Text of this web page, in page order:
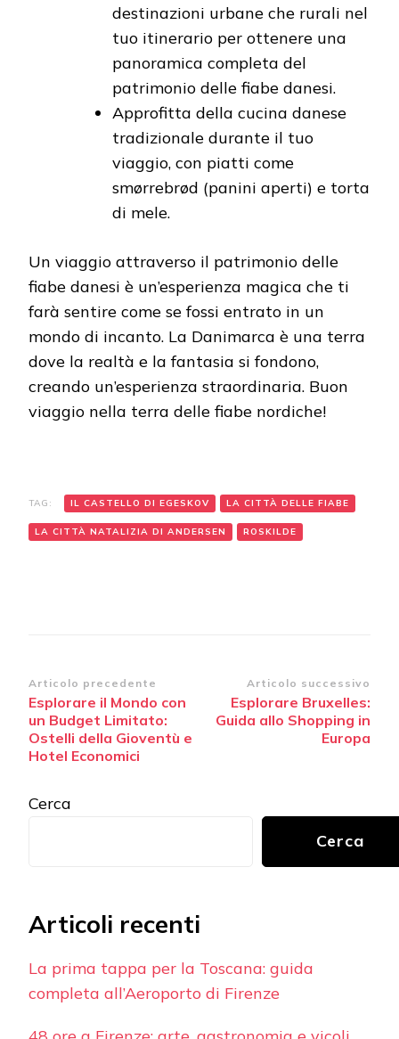
destinazioni urbane che rurali nel
tuo itinerario per ottenere una
panoramica completa del
patrimonio delle fiabe danesi.
Approfitta della cucina danese
tradizionale durante il tuo
viaggio, con piatti come
smørrebrød (panini aperti) e torta
di mele.
Un viaggio attraverso il patrimonio delle
fiabe danesi è un’esperienza magica che ti
farà sentire come se fossi entrato in un
mondo di incanto. La Danimarca è una terra
dove la realtà e la fantasia si fondono,
creando un’esperienza straordinaria. Buon
viaggio nella terra delle fiabe nordiche!
TAG: IL CASTELLO DI EGESKOV LA CITTÀ DELLE FIABE
LA CITTÀ NATALIZIA DI ANDERSEN ROSKILDE
Navigazione
articoli
Articolo precedente
Esplorare il Mondo con
un Budget Limitato:
Ostelli della Gioventù e
Hotel Economici
Articolo successivo
Esplorare Bruxelles:
Guida allo Shopping in
Europa
Cerca
Cerca
Articoli recenti
La prima tappa per la Toscana: guida
completa all’Aeroporto di Firenze